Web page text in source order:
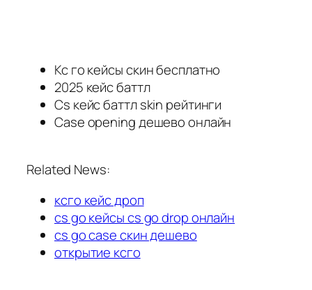
Кс го кейсы скин бесплатно
2025 кейс баттл
Cs кейс баттл skin рейтинги
Case opening дешево онлайн
Related News:
ксго кейс дроп
cs go кейсы cs go drop онлайн
cs go case скин дешево
открытие ксго